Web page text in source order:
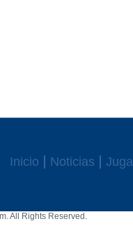
Inicio Noticias
All Rights Reserved.